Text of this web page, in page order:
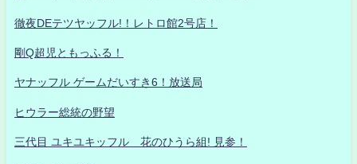
徹夜DEテツヤッフル!！レトロ館2号店！
剛Q超児ともっふる！
ヤナッフル ゲームだいすき6！放送局
ヒウラー総統の野望
三代目 ユキユキッフル 花のひうら組! 見参！